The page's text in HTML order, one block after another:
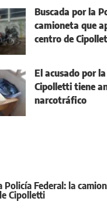
Buscada por la
camioneta que
centro de
El acusado por
Cipolletti tiene
narcotráfico
Policía Federal: la
Cipolletti